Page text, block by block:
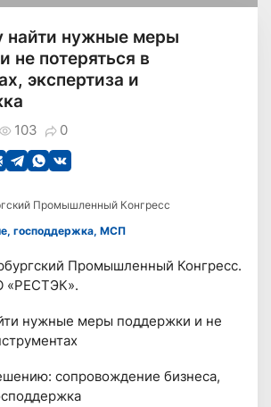
найти нужные меры
не потеряться в
экспертиза и
103 0
Промышленный Конгресс
господдержка, МСП
Промышленный Конгресс.
«РЕСТЭК».
нужные меры поддержки и не
сопровождение бизнеса,